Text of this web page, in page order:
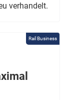
verhandelt.
Rail Business